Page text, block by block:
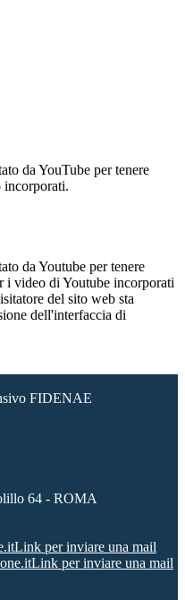
da YouTube per tenere
incorporati.
da Youtube per tenere
i video di Youtube incorporati
del sito web sta
dell'interfaccia di
FIDENAE
64 - ROMA
Link per inviare una mail
Link per inviare una mail